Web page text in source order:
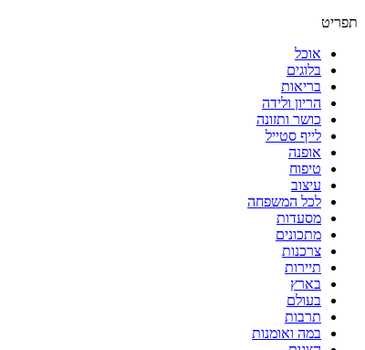
תפריט
אוכל
בלוגים
בריאות
הריון ולידה
כושר ותזונה
לייף סטייל
אופנה
טיפוח
עיצוב
לכל המשפחה
מסעדות
מתכונים
צרכנות
תיירות
בארץ
בעולם
תרבות
במה ואומנות